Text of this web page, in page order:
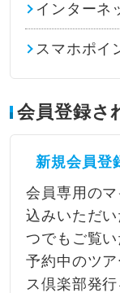
インターネ
スマホポイ
会員登録さ
新規会員登
会員専用の
込みいただ
つでもご覧
予約中のツ
ス倶楽部発